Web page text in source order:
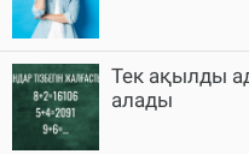
Тек ақылды
алады